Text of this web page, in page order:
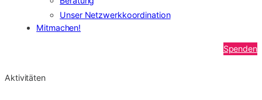
Unser Netzwerkkoordination
Mitmachen!
Spenden
Aktivitäten